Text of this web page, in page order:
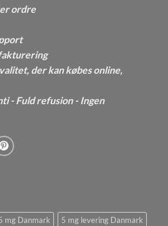
ordre
der kan købes online,
- Fuld refusion - Ingen
mg Danmark
5 mg levering Danmark